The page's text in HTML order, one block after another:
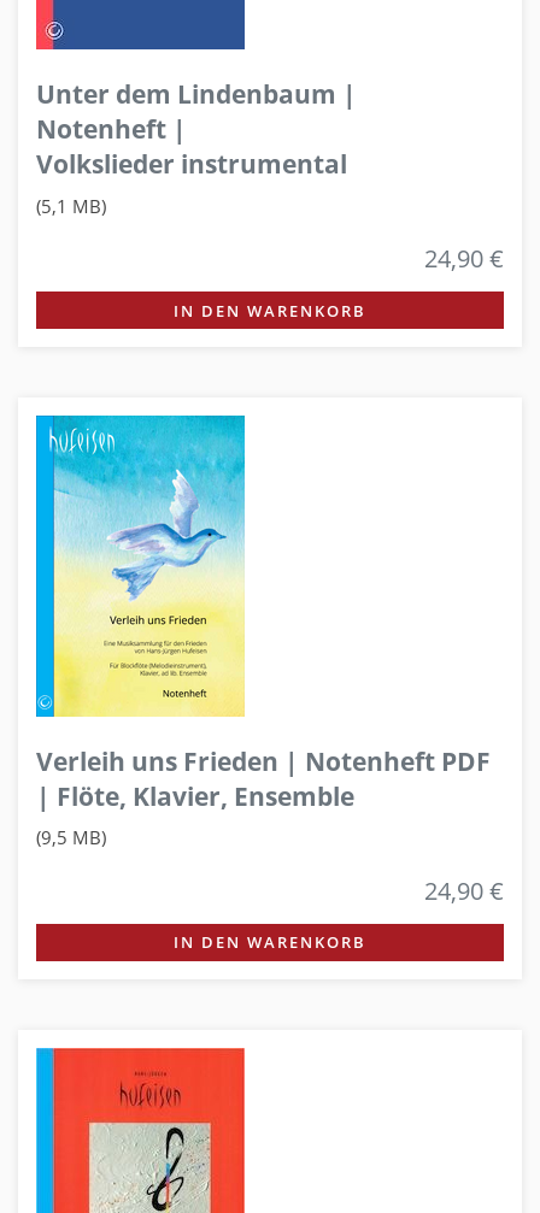
Unter dem Lindenbaum |
Notenheft |
Volkslieder instrumental
(5,1 MB)
24,90 €
IN DEN WARENKORB
Verleih uns Frieden | Notenheft PDF
| Flöte, Klavier, Ensemble
(9,5 MB)
24,90 €
IN DEN WARENKORB